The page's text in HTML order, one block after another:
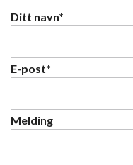
Ditt navn*
E-post*
Melding